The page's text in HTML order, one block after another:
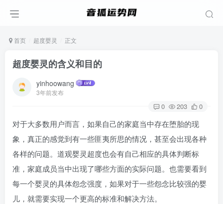
首页 超度婴灵 正文
超度婴灵的含义和目的
yinhoowang
3年前发布
0 203 0
对于大多数用户而言，如果自己的家庭当中存在堕胎的现
象，真正的感觉到有一些匪夷所思的情况，甚至会出现各种
各样的问题。道观婴灵超度也会有自己相应的具体判断标
准，家庭成员当中出现了哪些方面的实际问题。也需要看到
每一个婴灵的具体怨念强度，如果对于一些怨念比较强的婴
儿，就需要实现一个更高的标准和解决方法。